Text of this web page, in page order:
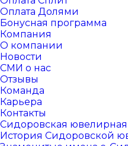
Оплата Долями
Бонусная программа
Компания
О компании
Новости
СМИ о нас
Отзывы
Команда
Карьера
Контакты
Сидоровская
История Сидоровской